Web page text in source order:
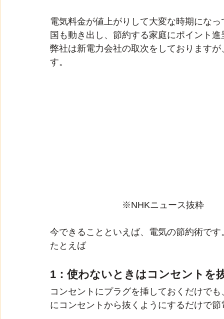
電気料金が値上がりして大変な時期になっ
国も動き出し、節約する家庭にポイント
弊社は新電力会社の取次をしております
す。
※NHKニュース抜粋
今できることといえば、電気の節約術です
たとえば
1：使わないときはコンセントを
コンセントにプラグを挿しておくだけで
にコンセントから抜くようにするだけで